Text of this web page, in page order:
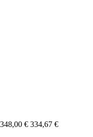
348,00 € 334,67 €